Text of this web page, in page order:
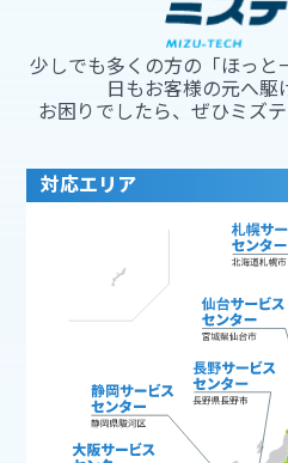
少しでも多くの方の「ほっと
日もお客様の元へ駆
お困りでしたら、ぜひミズ
対応エリア